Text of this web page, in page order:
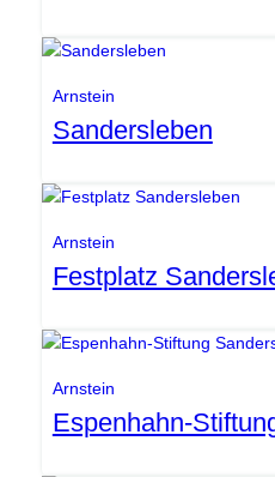
Arnstein
Sandersleben
Arnstein
Festplatz
Arnstein
Espenhahn-